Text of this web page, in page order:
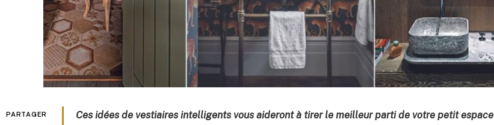
PARTAGER
Ces idées de vestiaires intelligents vous aideront à tirer le meilleur parti de votre petit espace